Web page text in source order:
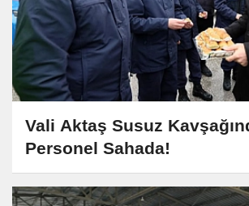
Vali Aktaş Susuz
Personel Sahada!